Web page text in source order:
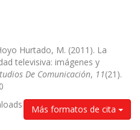
Hurtado, M. (2011). La
televisiva: imágenes y
De Comunicación, 11(21).
Más formatos de cita